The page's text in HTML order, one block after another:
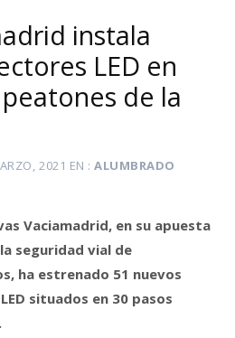
instala
LED en
de la
2021 EN
ALUMBRADO
Vaciamadrid, en su apuesta
seguridad vial de
ha estrenado 51 nuevos
situados en 30 pasos